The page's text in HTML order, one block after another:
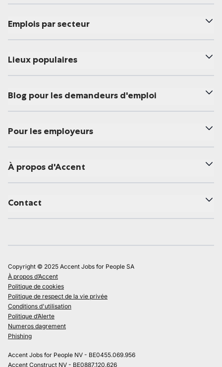
Emplois par secteur
Lieux populaires
Blog pour les demandeurs d'emploi
Pour les employeurs
À propos d'Accent
Contact
Copyright © 2025 Accent Jobs for People SA
À propos d’Accent
Politique de cookies
Politique de respect de la vie privée
Conditions d'utilisation
Politique d’Alerte
Numeros dagrement
Phishing
Accent Jobs for People NV - BE0455.069.956
Accent Construct NV - BE0887.120.626